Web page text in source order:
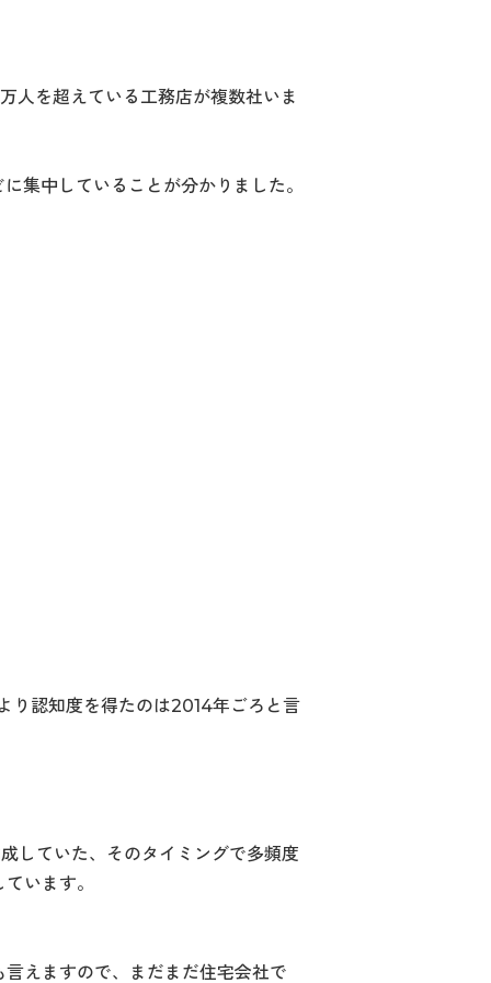
人を超えている工務店が複数社いま
集中していることが分かりました。
り認知度を得たのは2014年ごろと言
していた、そのタイミングで多頻度
います。
言えますので、まだまだ住宅会社で